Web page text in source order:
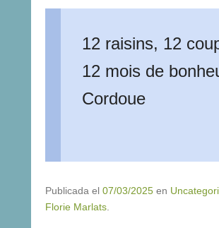
12 raisins, 12
12 mois de
Cordoue
Publicada el 07/03/2025 en
Florie Marlats